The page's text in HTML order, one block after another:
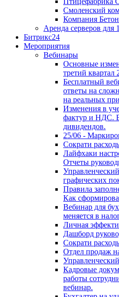
Смоленский
Компания
Аренда серверов для
Битрикс24
Мероприятия
Вебинары
Основные
третий квартал
Бесплатный
ответы на
на реальных
Изменения в
фактур и НДС.
дивидендов.
25/06 -
Сократи
Лайфхаки
Отчеты
графических
Правила
Как
Вебинар для
меняется в
Личная
Дашборд
Сократи
Отдел продаж
Кадровые
работы
вебинар.